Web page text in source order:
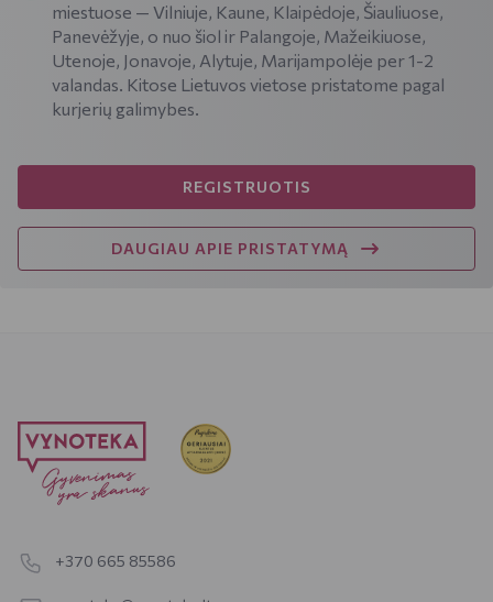
miestuose — Vilniuje, Kaune, Klaipėdoje, Šiauliuose,
Panevėžyje, o nuo šiol ir Palangoje, Mažeikiuose,
Utenoje, Jonavoje, Alytuje, Marijampolėje per 1-2
valandas. Kitose Lietuvos vietose pristatome pagal
kurjerių galimybes.
REGISTRUOTIS
DAUGIAU APIE PRISTATYMĄ
+370 665 85586